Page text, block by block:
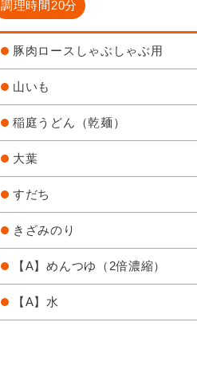
調理時間20分
豚肉ロースしゃぶしゃぶ用
山いも
稲庭うどん（乾麺）
大葉
すだち
きざみのり
【A】めんつゆ（2倍濃縮）
【A】水